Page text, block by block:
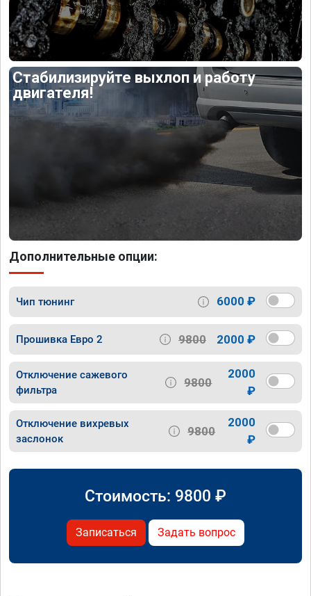
Стабилизируйте выхлоп и работу
двигателя!
Дополнительные опции:
Чип тюнинг 6000 ₽
Прошивка Евро 2 9800 2000 ₽
Отключение сажевого
фильтра
9800
2000
₽
Отключение вихревых
заслонок
9800
2000
₽
Стоимость: 9800 ₽
Записаться Задать вопрос